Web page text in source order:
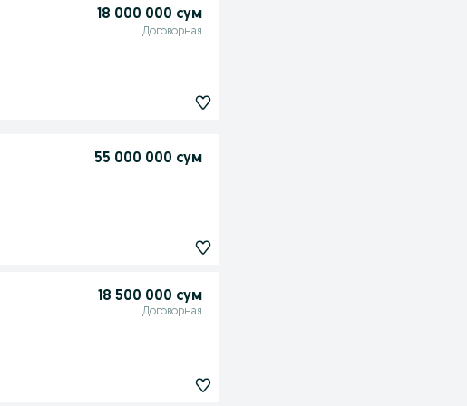
18 000 000 сум
Договорная
55 000 000 сум
18 500 000 сум
Договорная